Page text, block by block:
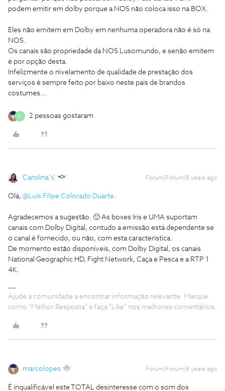
podem emitir em dolby porque a NOS não coloca isso na BOX.
Eles não emitem em Dolby em nenhuma operadora não é só na
NOS.
Os canais são propriedade da NOS Lusomundo, e senão emitem
é por opção desta.
Infelizmente o nivelamento de qualidade de prestação dos
serviços é sempre feito por baixo neste pais de brandos
costumes...
P 2 pessoas gostaram
Carolina V. Forum|Forum|8 years ago
Olá, @Luis Filipe Colorado Duarte.
Agradecemos a sugestão. 🙂 As boxes Iris e UMA suportam
canais com Dolby Digital, contudo a emissão está dependente se
o canal é fornecido, ou não, com esta característica.
De momento estão disponíveis, com Dolby Digital, os canais
National Geographic HD, Fight Network, Caça e Pesca e a RTP 1
4K.
Ajude a comunidade a encontrar informação relevante. Marque
como "Melhor Resposta" e faça "Like" nos melhores comentários.
marcolopes Forum|Forum|8 years ago
É inqualificável este TOTAL desinteresse com o som dos